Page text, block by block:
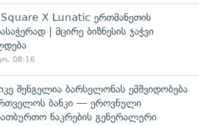
X Lunatic ერთმანეთის
| მცირე ბიზნესის ჯაჭვი
08:16
შენგელია ბარსელონას ემშვიდობება
ბანკი — ეროვნული
ნაკრების გენერალური